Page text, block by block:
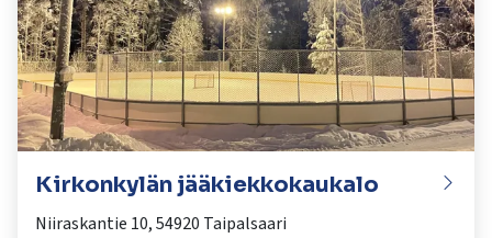
kosketus-
ja
pyyhkäisyliikkeitä.
Kirkonkylän jääkiekkokaukalo
Niiraskantie 10, 54920 Taipalsaari